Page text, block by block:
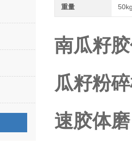
重量
南瓜籽
瓜籽粉
速胶体